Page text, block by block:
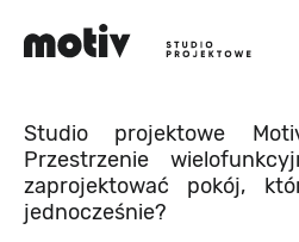
Studio projektowe
Przestrzenie
zaprojektować pokój,
jednocześnie?